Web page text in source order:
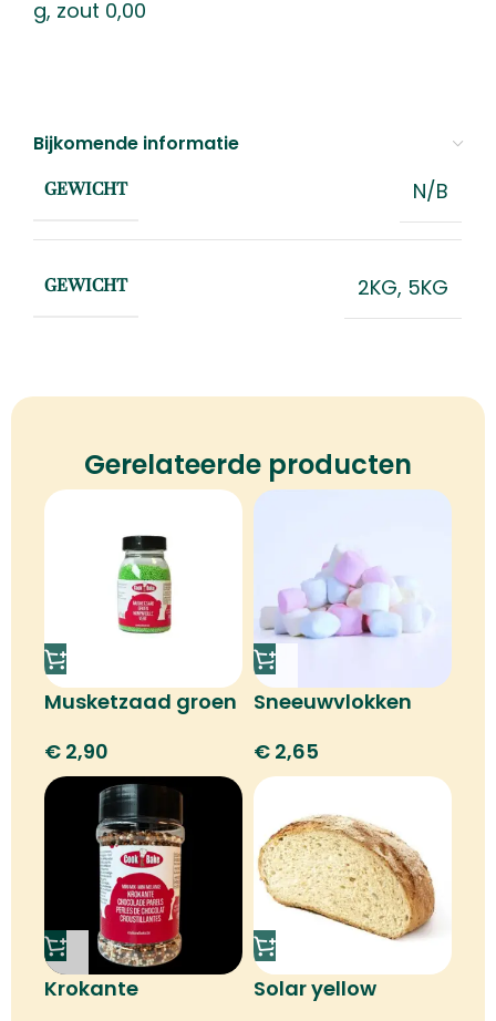
g, zout 0,00
Bijkomende informatie
GEWICHT N/B
GEWICHT 2KG, 5KG
Gerelateerde producten
Musketzaad groen
€ 2,90
Sneeuwvlokken
€ 2,65
Krokante
Solar yellow